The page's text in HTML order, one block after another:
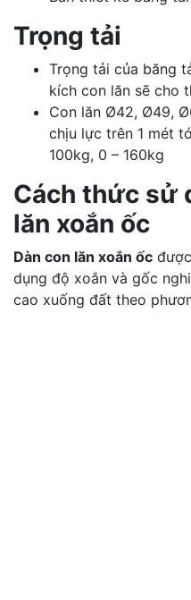
Trọng tải
Trọng tải của băng
kích con lăn sẽ cho
Con lăn Ø42, Ø49,
chịu lực trên 1 mét
100kg, 0 – 160kg
Cách thức sử
lăn xoắn ốc
Dàn con lăn xoắn ốc
dụng độ xoắn và gốc
cao xuống đất theo